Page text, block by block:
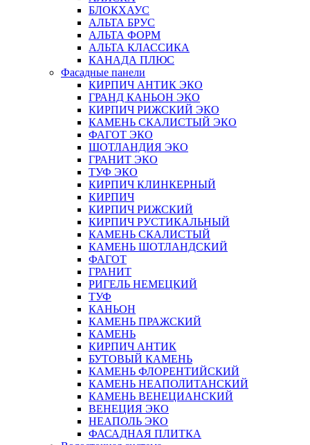
БЛОКХАУС
АЛЬТА БРУС
АЛЬТА ФОРМ
АЛЬТА КЛАССИКА
КАНАДА ПЛЮС
Фасадные панели
КИРПИЧ АНТИК ЭКО
ГРАНД КАНЬОН ЭКО
КИРПИЧ РИЖСКИЙ ЭКО
КАМЕНЬ СКАЛИСТЫЙ ЭКО
ФАГОТ ЭКО
ШОТЛАНДИЯ ЭКО
ГРАНИТ ЭКО
ТУФ ЭКО
КИРПИЧ КЛИНКЕРНЫЙ
КИРПИЧ
КИРПИЧ РИЖСКИЙ
КИРПИЧ РУСТИКАЛЬНЫЙ
КАМЕНЬ СКАЛИСТЫЙ
КАМЕНЬ ШОТЛАНДСКИЙ
ФАГОТ
ГРАНИТ
РИГЕЛЬ НЕМЕЦКИЙ
ТУФ
КАНЬОН
КАМЕНЬ ПРАЖСКИЙ
КАМЕНЬ
КИРПИЧ АНТИК
БУТОВЫЙ КАМЕНЬ
КАМЕНЬ ФЛОРЕНТИЙСКИЙ
КАМЕНЬ НЕАПОЛИТАНСКИЙ
КАМЕНЬ ВЕНЕЦИАНСКИЙ
ВЕНЕЦИЯ ЭКО
НЕАПОЛЬ ЭКО
ФАСАДНАЯ ПЛИТКА